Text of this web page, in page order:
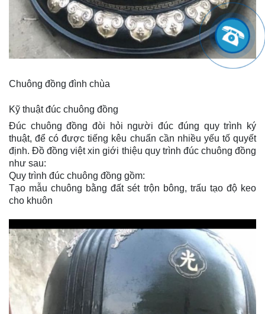
Chuông đồng đình chùa
Kỹ thuật đúc chuông đồng
Đúc chuông đồng đòi hỏi người đúc đúng quy trình ký
thuật, để có được tiếng kêu chuẩn cần nhiều yếu tố quyết
định. Đồ đồng việt xin giới thiệu quy trình đúc chuông đồng
như sau:
Quy trình đúc chuông đồng gồm:
Tạo mẫu chuông bằng đất sét trộn bông, trấu tạo độ keo
cho khuôn